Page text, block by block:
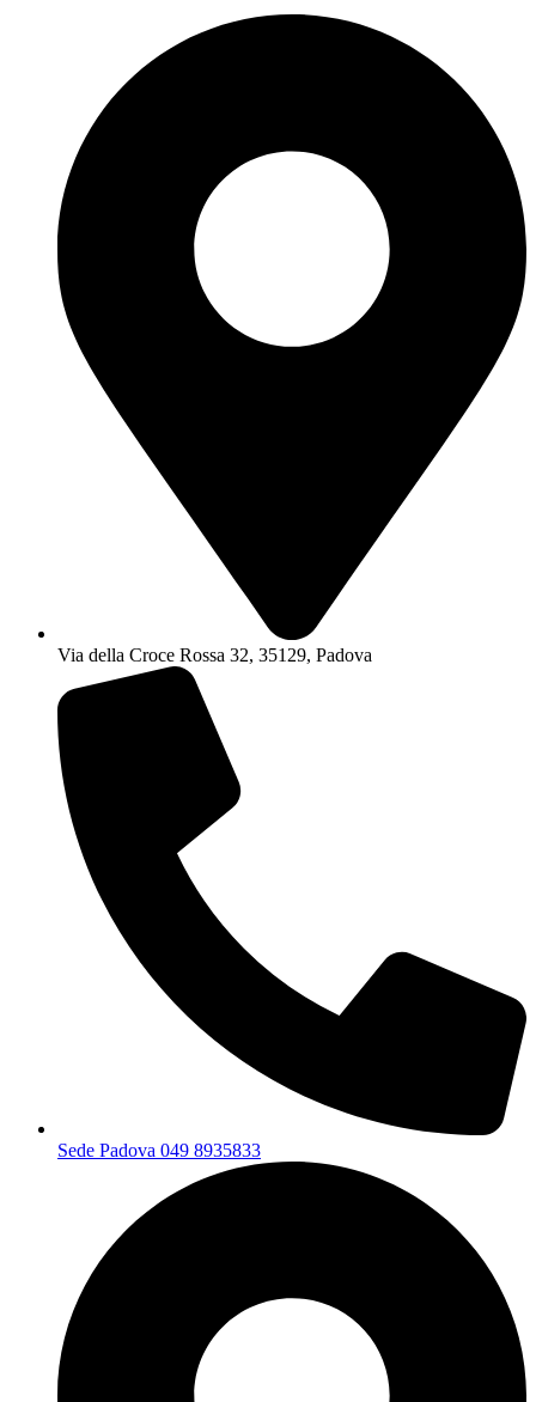
Via della Croce Rossa 32, 35129, Padova
Sede Padova 049 8935833